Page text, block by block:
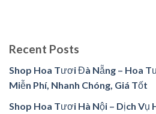
Recent Posts
Shop Hoa Tươi Đà Nẵng – Hoa
Miễn Phí, Nhanh Chóng, Giá Tốt
Shop Hoa Tươi Hà Nội – Dịch Vụ